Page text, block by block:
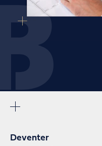
Deventer